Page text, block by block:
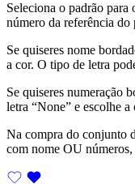
Seleciona o padrão
número da referência do
Se quiseres nome
a cor. O tipo de letra
Se quiseres numeração
letra “None” e escolhe a
Na compra do conjunto
com nome OU